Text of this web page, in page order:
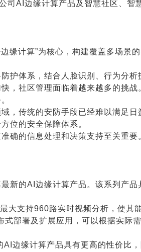
司AI边缘计算产品及智慧社区、
缘计算”为核心，构建覆盖多场景
护体系，结合人脸识别、行为分析
，社区管理面临着越来越多的挑
，传统的安防手段已经难以满足
位的安全保障体系。
确的信息处理和决策支持至关重
新的AI边缘计算产品。该系列产
大支持960路实时视频分析，使其
部署及扩展应用，可以根据实际
边缘计算产品具有更高的性价比